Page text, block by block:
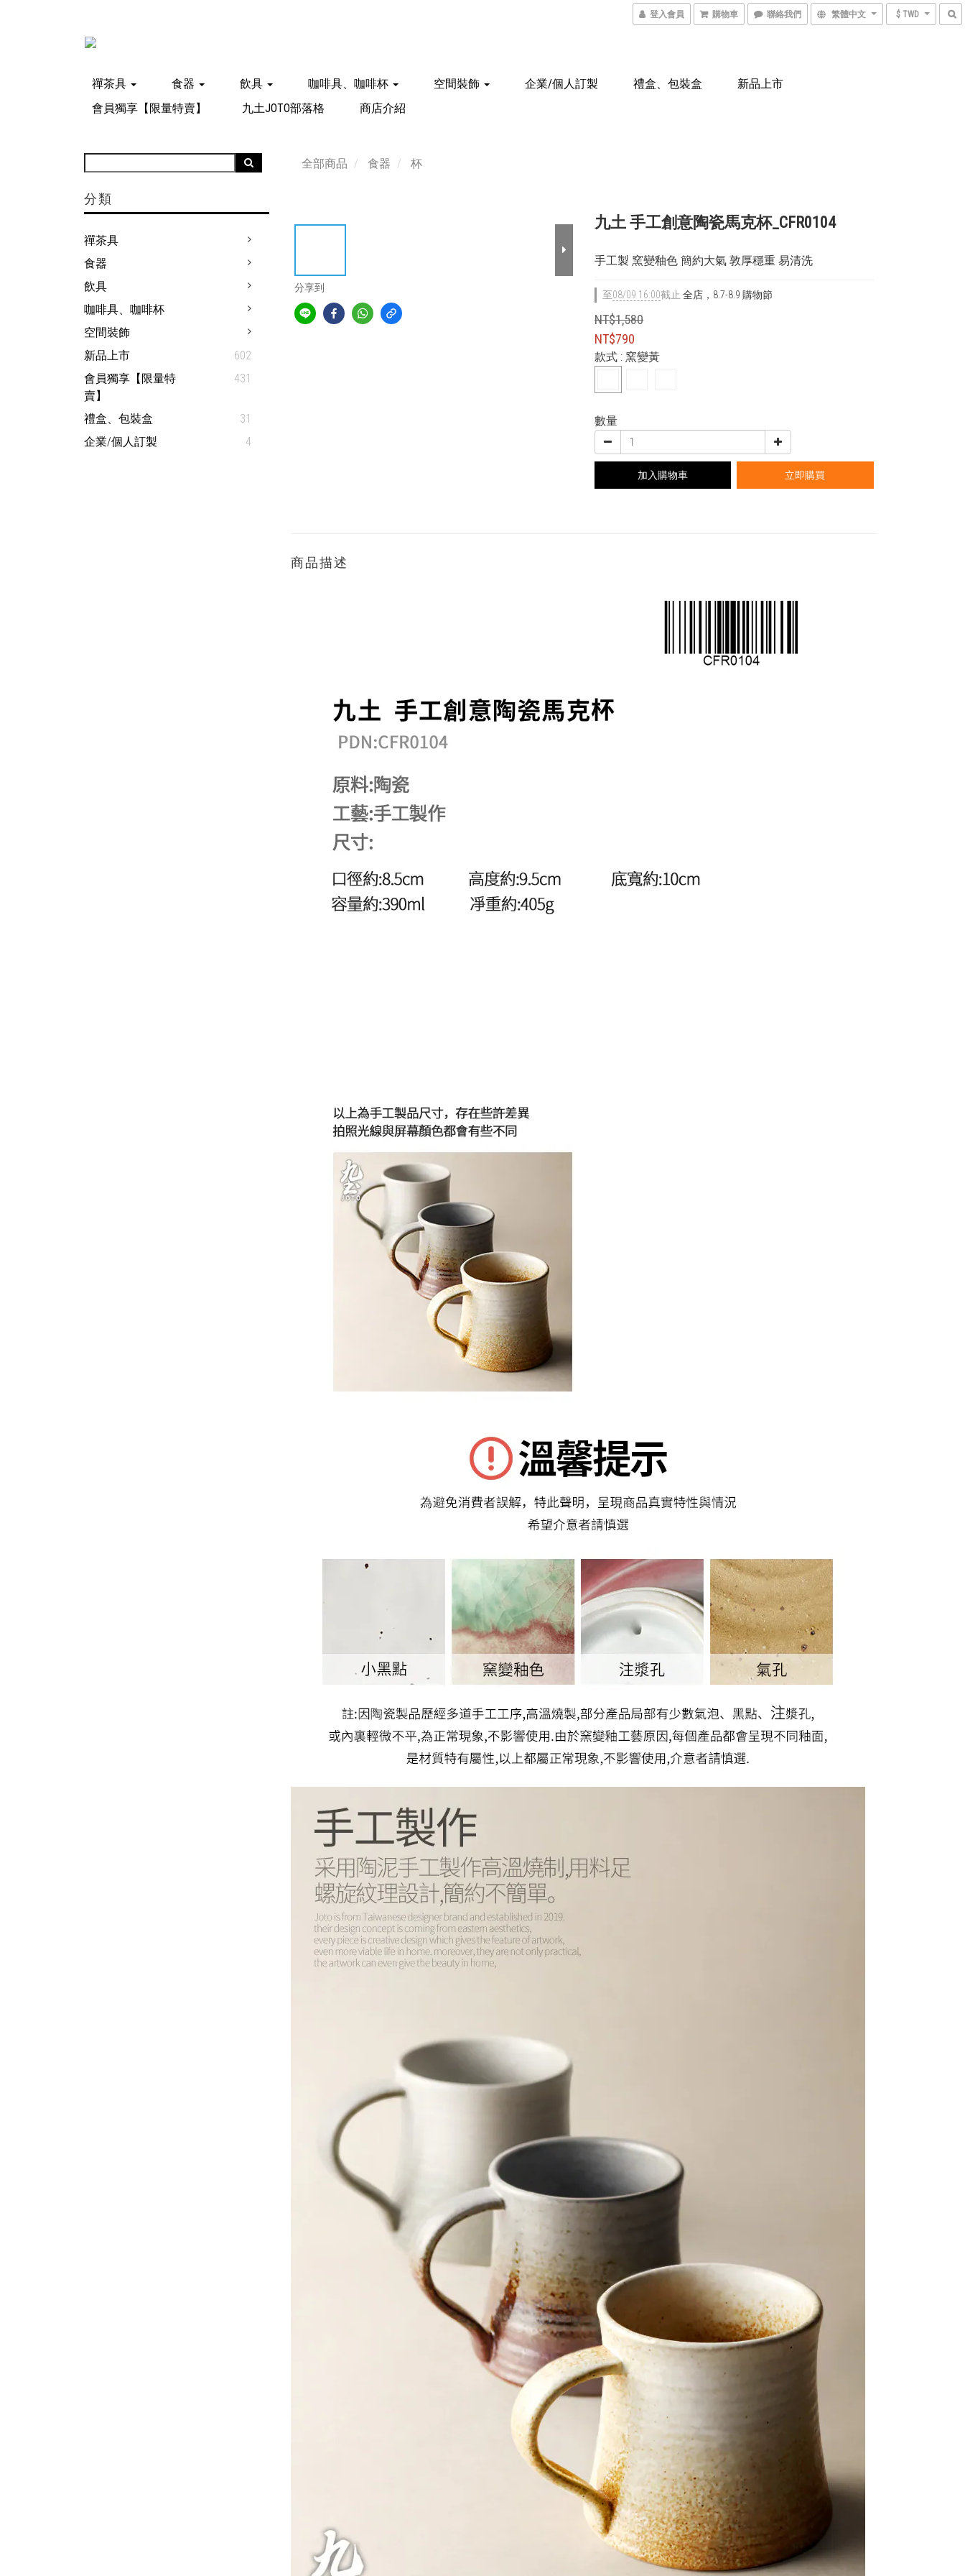
登入會員 購物車 聯絡我們 繁體中文 $ TWD
禪茶具 食器 飲具 咖啡具、咖啡杯 空間裝飾 企業/個人訂製 禮盒、包裝盒
新品上市
會員獨享【限量特賣】
九土JOTO部落格 商店介紹
分類
禪茶具
食器
飲具
咖啡具、咖啡杯
空間裝飾
新品上市
602
會員獨享【限量特
賣】
431
禮盒、包裝盒
31
企業/個人訂製
4
全部商品 食器 杯
分享到
九土 手工創意陶瓷馬克杯_CFR0104
手工製 窯變釉色 簡約大氣 敦厚穩重 易清洗
至08/09 16:00截止 全店，8.7-8.9 購物節
NT$1,580
NT$790
款式 : 窯變黃
數量
加入購物車 立即購買
商品描述